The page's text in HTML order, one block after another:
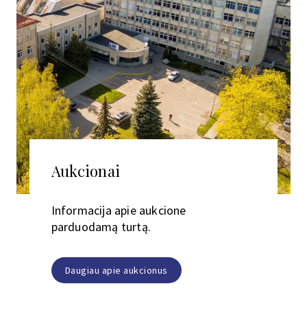
Aukcionai
Informacija apie aukcione
parduodamą turtą.
Daugiau apie aukcionus